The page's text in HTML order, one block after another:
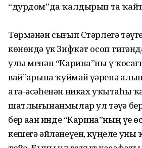
“дурдом”да ҡалдырып та
Төрмәнән сығып Стәрлегә
көнөндә үк Зифҡәт осоп
улы менән “Карина”ны үҙ
вай”ҙарына ҡуймай үҙҙәренә
ата-әсәһенән никах уҡытаһы
шатлығынанмылар ул тәүҙә бер
бер аҙҙан инде “Карина”ның үҙе
кешегә әйләнеүен, күңеле уны